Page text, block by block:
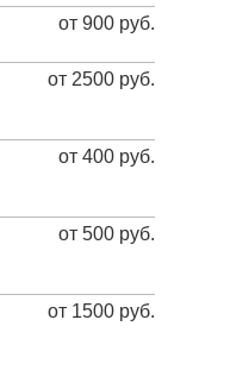
от 900 руб.
от 2500 руб.
от 400 руб.
от 500 руб.
от 1500 руб.